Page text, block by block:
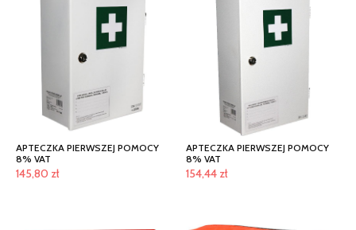
APTECZKA PIERWSZEJ POMOCY
8% VAT
145,80 zł
APTECZKA PIERWSZEJ POMOCY
8% VAT
154,44 zł